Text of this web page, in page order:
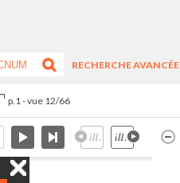
RECHERCHE AVANCÉE
p.1 - vue 12/66